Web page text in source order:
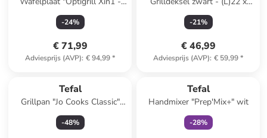
XA730810" zwart/zilverkleurig
-24%
€ 71,99
Adviesprijs (AVP): € 94,99*
(B)22 cm
-21%
€ 46,99
Adviesprijs (AVP): € 59,99*
Tefal
Grillpan "Jo Cooks Classic"
zwart - (B)23 x (H)27 cm
-48%
Tefal
Handmixer "Prep'Mix+" wit
-28%